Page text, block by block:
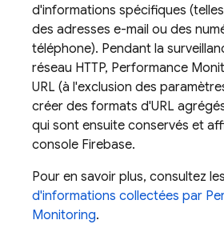
d'informations spécifiques
des adresses e-mail ou des
téléphone). Pendant la
réseau HTTP, Performance
URL (à l'exclusion des
créer des formats d'URL
qui sont ensuite conservés et
console Firebase.
Pour en savoir plus, consultez les
d'informations collectées par
Monitoring.